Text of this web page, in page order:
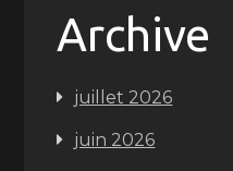
Archive
juillet 2026
juin 2026